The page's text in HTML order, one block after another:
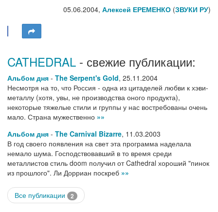
05.06.2004, Алексей ЕРЕМЕНКО (ЗВУКИ РУ)
CATHEDRAL - свежие публикации:
Альбом дня - The Serpent's Gold, 25.11.2004
Несмотря на то, что Россия - одна из цитаделей любви к хэви-
металлу (хотя, увы, не производства оного продукта),
некоторые тяжелые стили и группы у нас востребованы очень
мало. Страна мужественно »»
Альбом дня - The Carnival Bizarre, 11.03.2003
В год своего появления на свет эта программа наделала
немало шума. Господствовавший в то время среди
металлистов стиль doom получил от Cathedral хороший "пинок
из прошлого". Ли Дорриан поскреб »»
Все публикации 2